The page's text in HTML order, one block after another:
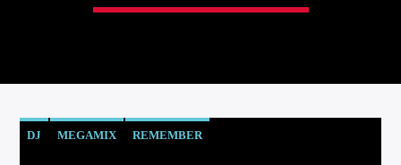
DJ MEGAMIX REMEMBER